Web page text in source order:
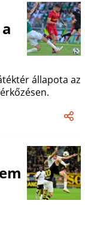
állapota az